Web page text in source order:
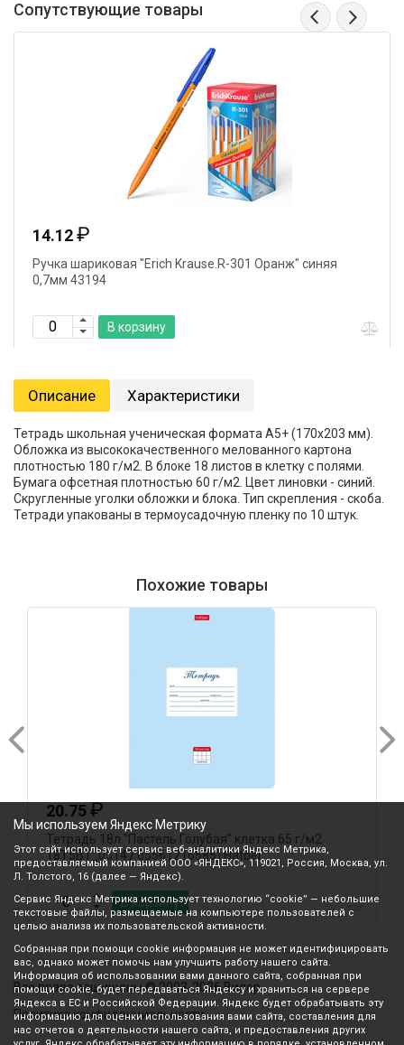
Сопутствующие товары
14.12₽
Ручка шариковая "Erich Krause.R-301 Оранж" синяя
0,7мм 43194
В корзину
Описание Характеристики
Тетрадь школьная ученическая формата А5+ (170х203 мм).
Обложка из высококачественного мелованного картона
плотностью 180 г/м2. В блоке 18 листов в клетку с полями.
Бумага офсетная плотностью 60 г/м2. Цвет линовки - синий.
Скругленные уголки обложки и блока. Тип скрепления - скоба.
Тетради упакованы в термоусадочную пленку по 10 штук.
Похожие товары
20.75₽
Тетрадь 18л "Пастель.Голубая" клетка 65 г/м2
18Т5В1_05147 055612 (6585) Hatber
В корзину
Все права защищены © 2003-2026 Вилор
Политика конфиденциальности
Мы используем Яндекс Метрику
Этот сайт использует сервис веб-аналитики Яндекс Метрика,
предоставляемый компанией ООО «ЯНДЕКС», 119021, Россия, Москва, ул.
Л. Толстого, 16 (далее — Яндекс).
Сервис Яндекс Метрика использует технологию “cookie” — небольшие
текстовые файлы, размещаемые на компьютере пользователей с
целью анализа их пользовательской активности.
Собранная при помощи cookie информация не может идентифицировать
вас, однако может помочь нам улучшить работу нашего сайта.
Информация об использовании вами данного сайта, собранная при
помощи cookie, будет передаваться Яндексу и храниться на сервере
Яндекса в ЕС и Российской Федерации. Яндекс будет обрабатывать эту
информацию для оценки использования вами сайта, составления для
нас отчетов о деятельности нашего сайта, и предоставления других